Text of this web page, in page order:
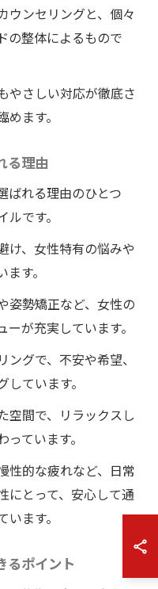
ウンセリングと、個々
の整体によるもので
やさしい対応が徹底さ
ます。
る理由
ばれる理由のひとつ
です。
け、女性特有の悩みや
す。
姿勢矯正など、女性の
が充実しています。
グで、不安や希望、
ています。
空間で、リラックスし
ています。
性的な疲れなど、日常
にとって、安心して通
ます。
るポイント